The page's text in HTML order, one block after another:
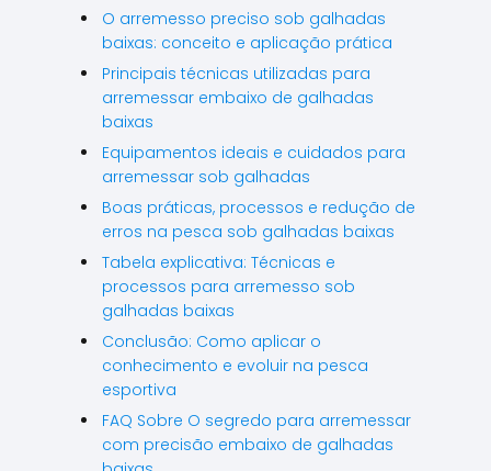
O arremesso preciso sob galhadas
baixas: conceito e aplicação prática
Principais técnicas utilizadas para
arremessar embaixo de galhadas
baixas
Equipamentos ideais e cuidados para
arremessar sob galhadas
Boas práticas, processos e redução de
erros na pesca sob galhadas baixas
Tabela explicativa: Técnicas e
processos para arremesso sob
galhadas baixas
Conclusão: Como aplicar o
conhecimento e evoluir na pesca
esportiva
FAQ Sobre O segredo para arremessar
com precisão embaixo de galhadas